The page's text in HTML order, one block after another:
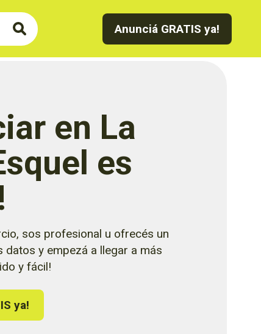
Anunciá GRATIS ya!
en La
es
sos profesional u ofrecés un
datos y empezá a llegar a más
y fácil!
ya!